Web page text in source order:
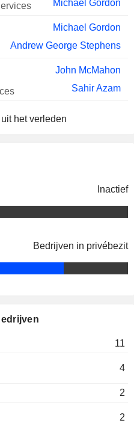
Michael Gordon
Michael Gordon
Andrew George Stephens
John McMahon
Sahir Azam
het verleden
Inactief
Bedrijven in privébezit
11
4
2
2